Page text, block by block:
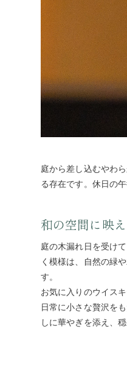
庭から差し込むやわ
る存在です。休日の
和の空間に映
庭の木漏れ日を受け
く模様は、自然の緑
す。
お気に入りのウイス
日常に小さな贅沢を
しに華やぎを添え、